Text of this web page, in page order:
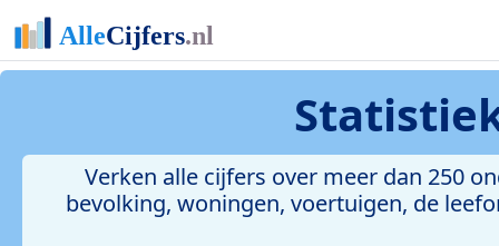
Verken alle cijfers over meer dan 250
bevolking, woningen, voertuigen, de